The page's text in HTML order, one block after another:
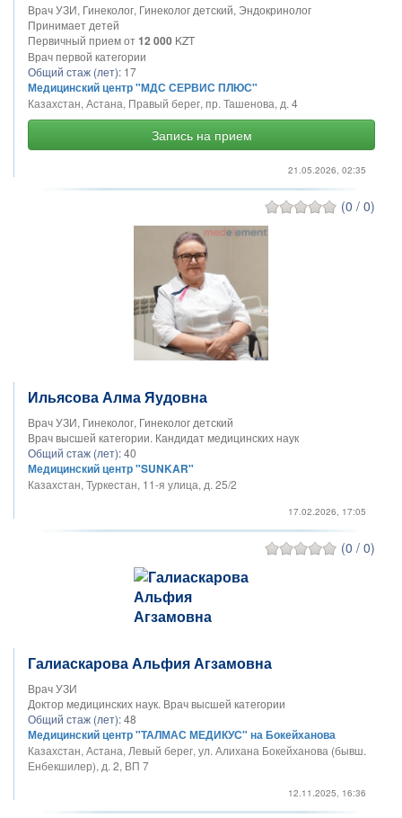
Врач УЗИ, Гинеколог, Гинеколог детский, Эндокринолог
Принимает детей
Первичный прием от12 000 KZT
Врач первой категории
Общий стаж (лет): 17
Медицинский центр "МДС СЕРВИС ПЛЮС"
Казахстан, Астана, Правый берег, пр. Ташенова, д. 4
Запись на прием
21.05.2026, 02:35
(0 / 0)
Ильясова Алма Яудовна
Врач УЗИ, Гинеколог, Гинеколог детский
Врач высшей категории. Кандидат медицинских наук
Общий стаж (лет):40
Медицинский центр "SUNKAR"
Казахстан, Туркестан, 11-я улица, д. 25/2
17.02.2026, 17:05
(0 / 0)
Галиаскарова Альфия Агзамовна
Врач УЗИ
Доктор медицинских наук. Врач высшей категории
Общий стаж (лет):48
Медицинский центр "ТАЛМАС МЕДИКУС" на Бокейханова
Казахстан, Астана, Левый берег, ул. Алихана Бокейханова (бывш.
Енбекшилер), д. 2, ВП 7
12.11.2025, 16:36